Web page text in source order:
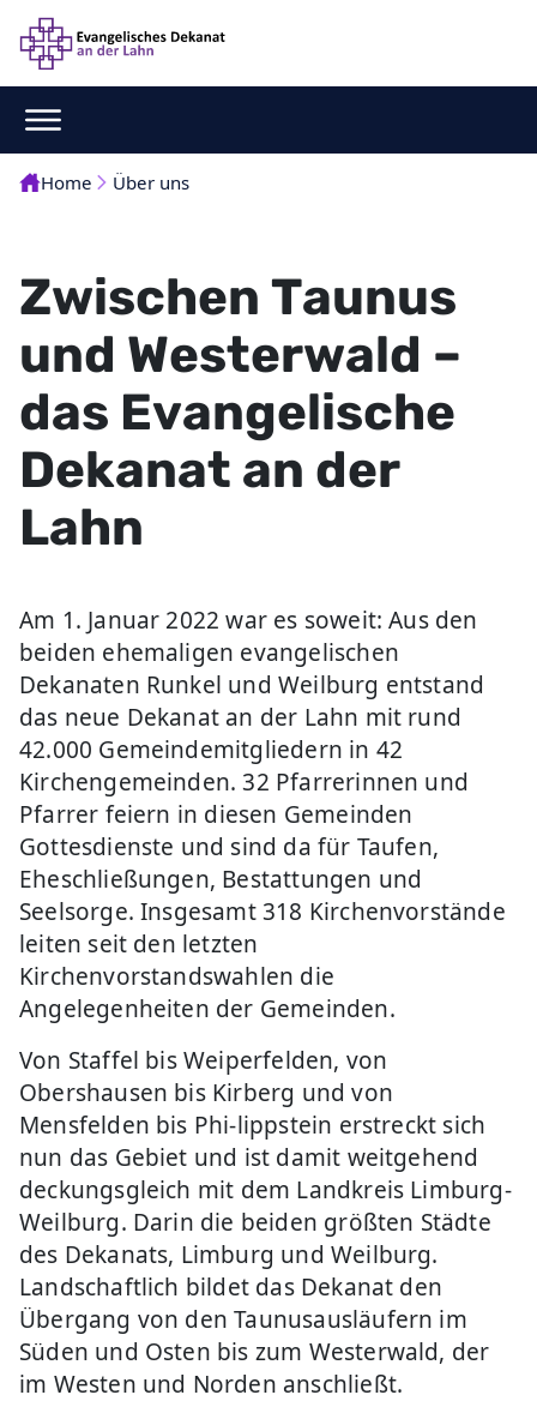
Home Über uns
Zwischen Taunus
und Westerwald –
das Evangelische
Dekanat an der
Lahn
Am 1. Januar 2022 war es soweit: Aus den
beiden ehemaligen evangelischen
Dekanaten Runkel und Weilburg entstand
das neue Dekanat an der Lahn mit rund
42.000 Gemeindemitgliedern in 42
Kirchengemeinden. 32 Pfarrerinnen und
Pfarrer feiern in diesen Gemeinden
Gottesdienste und sind da für Taufen,
Eheschließungen, Bestattungen und
Seelsorge. Insgesamt 318 Kirchenvorstände
leiten seit den letzten
Kirchenvorstandswahlen die
Angelegenheiten der Gemeinden.
Von Staffel bis Weiperfelden, von
Obershausen bis Kirberg und von
Mensfelden bis Phi-lippstein erstreckt sich
nun das Gebiet und ist damit weitgehend
deckungsgleich mit dem Landkreis Limburg-
Weilburg. Darin die beiden größten Städte
des Dekanats, Limburg und Weilburg.
Landschaftlich bildet das Dekanat den
Übergang von den Taunusausläufern im
Süden und Osten bis zum Westerwald, der
im Westen und Norden anschließt.